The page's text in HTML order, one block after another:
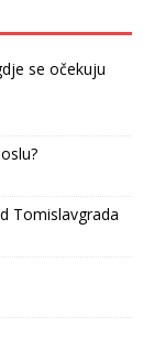
se očekuju
Tomislavgrada